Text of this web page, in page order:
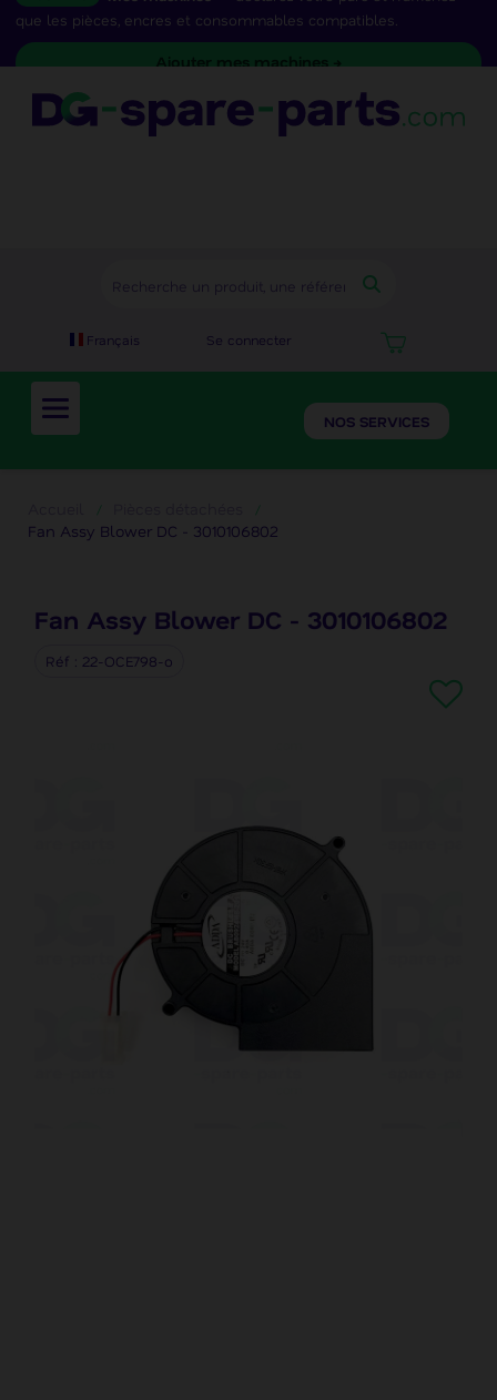
que les pièces, encres et consommables compatibles.
Ajouter mes machines →
Français Se connecter
NOS SERVICES
Fan Assy Blower DC - 3010106802
Fan Assy Blower DC - 3010106802
Réf 22-OCE798-o